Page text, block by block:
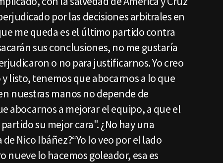
por las decisiones arbitrales en
me queda es el último partido contra
sus conclusiones, no me gustaría
o no para justificarnos. Yo creo
listo, tenemos que abocarnos a lo que
nuestras manos no depende de
abocarnos a mejorar el equipo, a que el
su mejor cara". ¿No hay una
Nico Ibáñez?“Yo lo veo por el lado
nueve lo hacemos goleador, esa es